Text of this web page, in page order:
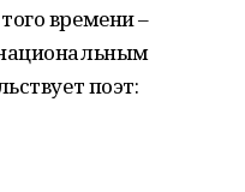
времени –
поэт: